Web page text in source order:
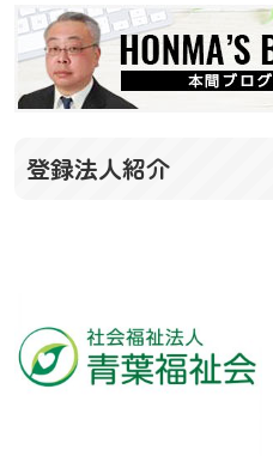
登録法人紹介